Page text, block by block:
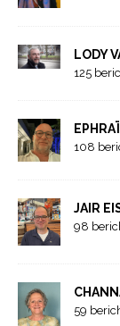
LODY
125
108
JAIR
98
59